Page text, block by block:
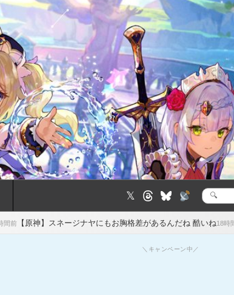
𝕏
検
ナヤにもお胸格差があるんだね 酷いね18時間前 【原神】星拡散
＼キャンペーン中／